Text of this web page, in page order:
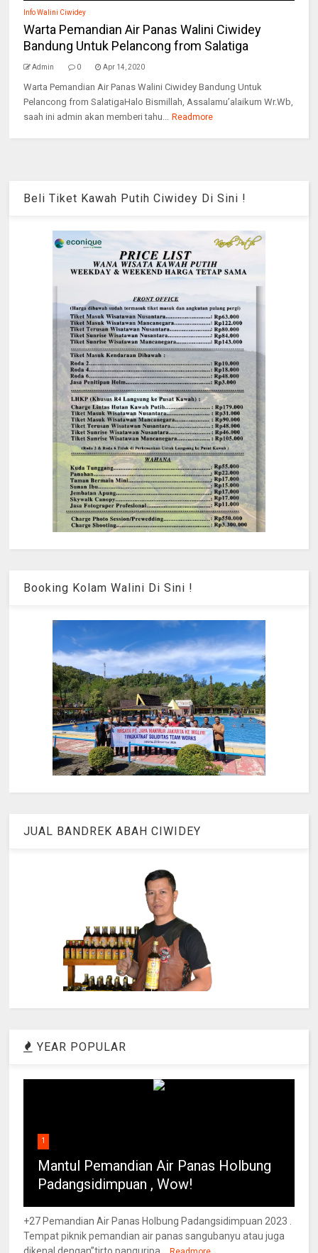
Info Walini Ciwidey
Warta Pemandian Air Panas Walini Ciwidey
Bandung Untuk Pelancong from Salatiga
Admin 0 Apr 14, 2020
Warta Pemandian Air Panas Walini Ciwidey Bandung Untuk
Pelancong from SalatigaHalo Bismillah, Assalamu’alaikum Wr.Wb,
saah ini admin akan memberi tahu... Readmore
Beli Tiket Kawah Putih Ciwidey Di Sini !
Booking Kolam Walini Di Sini !
JUAL BANDREK ABAH CIWIDEY
YEAR POPULAR
1
Mantul Pemandian Air Panas Holbung
Padangsidimpuan , Wow!
+27 Pemandian Air Panas Holbung Padangsidimpuan 2023 .
Tempat piknik pemandian air panas sangubanyu atau juga
dikenal dengan”tirto panguripa...